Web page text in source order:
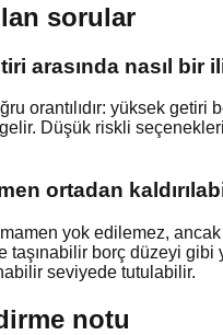
sorular
arasında nasıl bir
orantılıdır: yüksek getiri
Düşük riskli
ortadan
yok edilemez,
taşınabilir borç düzeyi gibi
seviyede tutulabilir.
notu